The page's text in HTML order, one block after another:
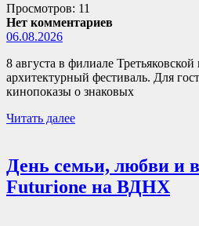
Просмотров: 11
Нет комментариев
06.08.2026
8 августа в филиале Третьяковской
архитектурный фестиваль. Для
кинопоказы о знаковых
Читать далее
День семьи, любви и
Futurione на ВДНХ